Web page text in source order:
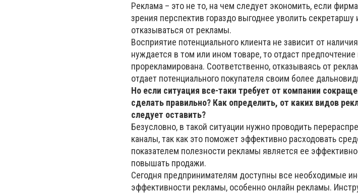
Реклама – это не то, на чем следует экономить, если
зрения перспектив гораздо выгоднее уволить
отказываться от рекламы.
Восприятие потенциального клиента не зависит от
нуждается в том или ином товаре, то отдаст
прорекламирована. Соответственно, отказываясь от
отдает потенциального покупателя своим более
Но если ситуация все-таки требует от компании
сделать правильно? Как определить, от каких видов
следует оставить?
Безусловно, в такой ситуации нужно проводить
каналы, так как это поможет эффективно расходовать
показателем полезности рекламы является ее
повышать продажи.
Сегодня предпринимателям доступны все необходимые
эффективности рекламы, особенно онлайн рекламы.